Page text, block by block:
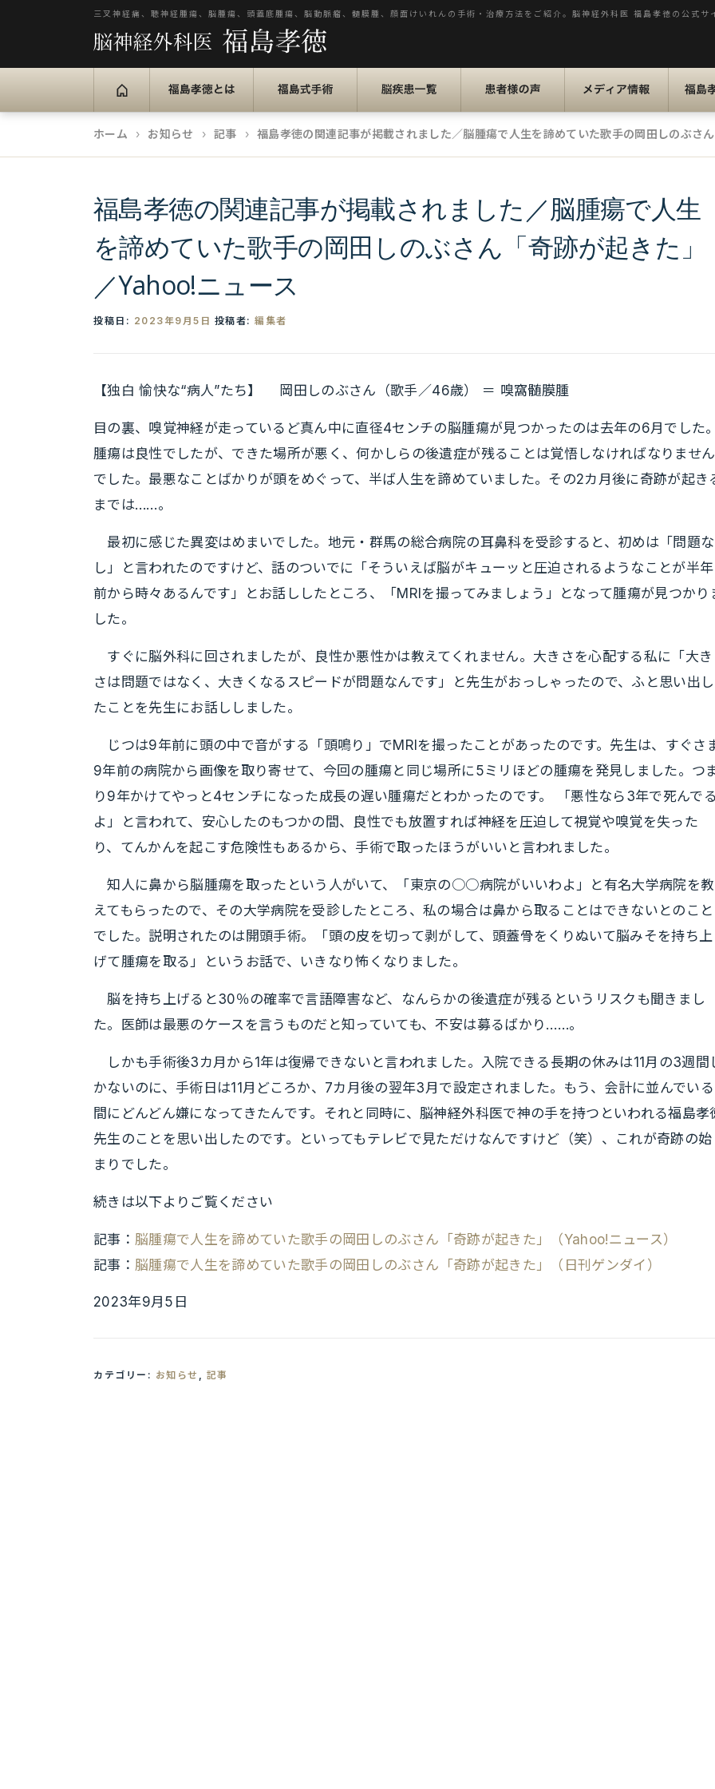
ス
三叉神経痛、聴神経腫瘍、脳腫瘍、頭蓋底腫瘍、脳動脈瘤、髄膜腫、顔面けいれんの手術・治療方法をご紹介。脳神経外科医 福島孝徳の公式サ
ホーム お知らせ 記事 福島孝徳の関連記事が掲載されました／脳腫瘍で人生を諦めていた歌手の岡田しのぶさ
福島孝徳の関連記事が掲載されました／脳腫瘍で人生
を諦めていた歌手の岡田しのぶさん「奇跡が起きた」
／Yahoo!ニュース
投稿日: 2023年9月5日 投稿者: 編集者
【独白 愉快な“病人”たち】 岡田しのぶさん（歌手／46歳） ＝ 嗅窩髄膜腫
目の裏、嗅覚神経が走っているど真ん中に直径4センチの脳腫瘍が見つかったのは去年の6月でした
腫瘍は良性でしたが、できた場所が悪く、何かしらの後遺症が残ることは覚悟しなければなりません
でした。最悪なことばかりが頭をめぐって、半ば人生を諦めていました。その2カ月後に奇跡が起き
までは……。
最初に感じた異変はめまいでした。地元・群馬の総合病院の耳鼻科を受診すると、初めは「問題な
し」と言われたのですけど、話のついでに「そういえば脳がキューッと圧迫されるようなことが半年
前から時々あるんです」とお話ししたところ、「MRIを撮ってみましょう」となって腫瘍が見つかり
した。
すぐに脳外科に回されましたが、良性か悪性かは教えてくれません。大きさを心配する私に「大き
さは問題ではなく、大きくなるスピードが問題なんです」と先生がおっしゃったので、ふと思い出し
たことを先生にお話ししました。
じつは9年前に頭の中で音がする「頭鳴り」でMRIを撮ったことがあったのです。先生は、すぐさ
9年前の病院から画像を取り寄せて、今回の腫瘍と同じ場所に5ミリほどの腫瘍を発見しました。つ
り9年かけてやっと4センチになった成長の遅い腫瘍だとわかったのです。 「悪性なら3年で死んで
よ」と言われて、安心したのもつかの間、良性でも放置すれば神経を圧迫して視覚や嗅覚を失った
り、てんかんを起こす危険性もあるから、手術で取ったほうがいいと言われました。
知人に鼻から脳腫瘍を取ったという人がいて、「東京の○○病院がいいわよ」と有名大学病院を教
えてもらったので、その大学病院を受診したところ、私の場合は鼻から取ることはできないとのこと
でした。説明されたのは開頭手術。「頭の皮を切って剥がして、頭蓋骨をくりぬいて脳みそを持ち上
げて腫瘍を取る」というお話で、いきなり怖くなりました。
脳を持ち上げると30％の確率で言語障害など、なんらかの後遺症が残るというリスクも聞きまし
た。医師は最悪のケースを言うものだと知っていても、不安は募るばかり……。
しかも手術後3カ月から1年は復帰できないと言われました。入院できる長期の休みは11月の3週間
かないのに、手術日は11月どころか、7カ月後の翌年3月で設定されました。もう、会計に並んでいる
間にどんどん嫌になってきたんです。それと同時に、脳神経外科医で神の手を持つといわれる福島孝
先生のことを思い出したのです。といってもテレビで見ただけなんですけど（笑）、これが奇跡の始
まりでした。
続きは以下よりご覧ください
記事：脳腫瘍で人生を諦めていた歌手の岡田しのぶさん「奇跡が起きた」（Yahoo!ニュース）
記事：脳腫瘍で人生を諦めていた歌手の岡田しのぶさん「奇跡が起きた」（日刊ゲンダイ）
2023年9月5日
カテゴリー: お知らせ , 記事